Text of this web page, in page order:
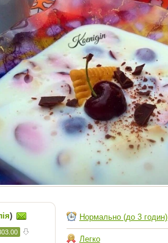
) Нормально (до 3 годин)
Легко